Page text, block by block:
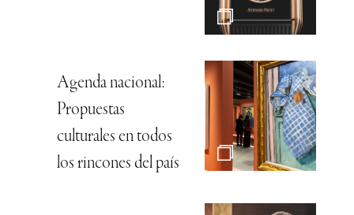
Agenda nacional:
Propuestas
culturales en todos
los rincones del país